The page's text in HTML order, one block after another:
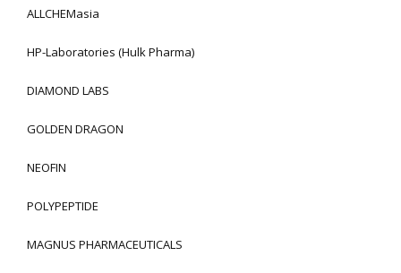
ALLCHEMasia
HP-Laboratories (Hulk Pharma)
DIAMOND LABS
GOLDEN DRAGON
NEOFIN
POLYPEPTIDE
MAGNUS PHARMACEUTICALS